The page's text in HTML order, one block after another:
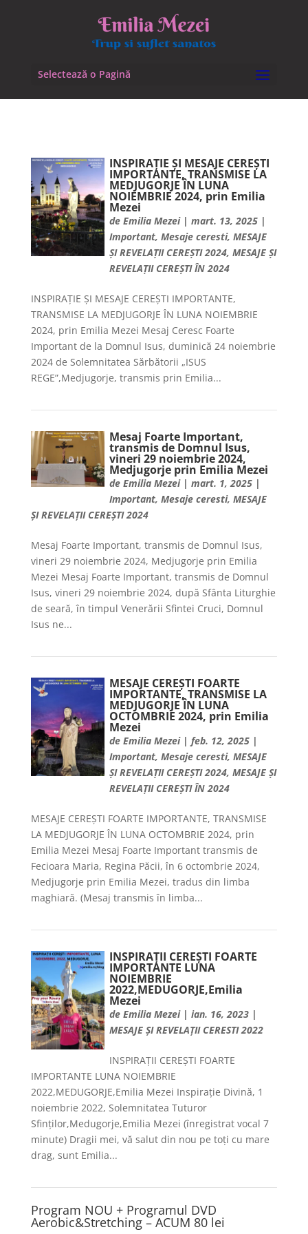
Selectează o Pagină
INSPIRAȚIE ȘI MESAJE CEREȘTI
IMPORTANTE, TRANSMISE LA
MEDJUGORJE ÎN LUNA
NOIEMBRIE 2024, prin Emilia
Mezei
deEmilia Mezei|mart. 13, 2025 |
Important,Mesaje ceresti,MESAJE
ȘI REVELAȚII CEREȘTI 2024,MESAJE ȘI
REVELAȚII CEREȘTI ÎN 2024
INSPIRAȚIE ȘI MESAJE CEREȘTI IMPORTANTE,
TRANSMISE LA MEDJUGORJE ÎN LUNA NOIEMBRIE
2024, prin Emilia Mezei Mesaj Ceresc Foarte
Important de la Domnul Isus, duminică 24 noiembrie
2024 de Solemnitatea Sărbătorii „ISUS
REGE”,Medjugorje, transmis prin Emilia...
Mesaj Foarte Important,
transmis de Domnul Isus,
vineri 29 noiembrie 2024,
Medjugorje prin Emilia Mezei
deEmilia Mezei|mart. 1, 2025 |
Important,Mesaje ceresti,MESAJE
ȘI REVELAȚII CEREȘTI 2024
Mesaj Foarte Important, transmis de Domnul Isus,
vineri 29 noiembrie 2024, Medjugorje prin Emilia
Mezei Mesaj Foarte Important, transmis de Domnul
Isus, vineri 29 noiembrie 2024, după Sfânta Liturghie
de seară, în timpul Venerării Sfintei Cruci, Domnul
Isus ne...
MESAJE CEREȘTI FOARTE
IMPORTANTE, TRANSMISE LA
MEDJUGORJE ÎN LUNA
OCTOMBRIE 2024, prin Emilia
Mezei
deEmilia Mezei|feb. 12, 2025 |
Important,Mesaje ceresti,MESAJE
ȘI REVELAȚII CEREȘTI 2024,MESAJE ȘI
REVELAȚII CEREȘTI ÎN 2024
MESAJE CEREȘTI FOARTE IMPORTANTE, TRANSMISE
LA MEDJUGORJE ÎN LUNA OCTOMBRIE 2024, prin
Emilia Mezei Mesaj Foarte Important transmis de
Fecioara Maria, Regina Păcii, în 6 octombrie 2024,
Medjugorje prin Emilia Mezei, tradus din limba
maghiară. (Mesaj transmis în limba...
INSPIRAȚII CEREȘTI FOARTE
IMPORTANTE LUNA
NOIEMBRIE
2022,MEDUGORJE,Emilia
Mezei
deEmilia Mezei|ian. 16, 2023 |
MESAJE ȘI REVELAȚII CERESTI 2022
INSPIRAȚII CEREȘTI FOARTE
IMPORTANTE LUNA NOIEMBRIE
2022,MEDUGORJE,Emilia Mezei Inspirație Divină, 1
noiembrie 2022, Solemnitatea Tuturor
Sfinților,Medugorje,Emilia Mezei (înregistrat vocal 7
minute) Dragii mei, vă salut din nou pe toți cu mare
drag, sunt Emilia...
Program NOU + Programul DVD
Aerobic&Stretching – ACUM 80 lei